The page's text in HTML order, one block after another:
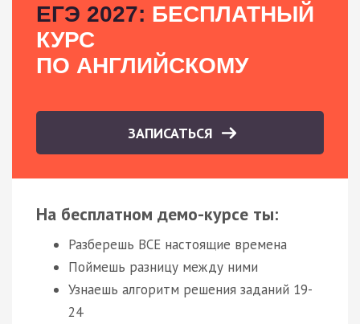
ЕГЭ 2027: БЕСПЛАТНЫЙ
КУРС
ПО АНГЛИЙСКОМУ
ЗАПИСАТЬСЯ
На бесплатном демо-курсе ты:
Разберешь ВСЕ настоящие времена
Поймешь разницу между ними
Узнаешь алгоритм решения заданий 19-
24